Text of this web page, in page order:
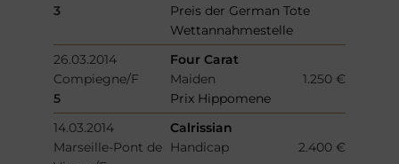
3
Preis der German Tote
Wettannahmestelle
26.03.2014
Four Carat
Compiegne/F
Maiden
1.250 €
5
Prix Hippomene
14.03.2014
Calrissian
Marseille-Pont de Handicap 2.400 €